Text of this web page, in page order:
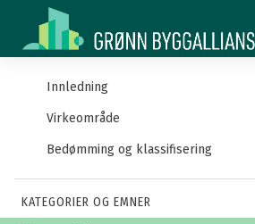
1.3.1
Hensynsfull
atferd
Innledning
Virkeområde
Bedømming og klassifisering
KATEGORIER OG EMNER